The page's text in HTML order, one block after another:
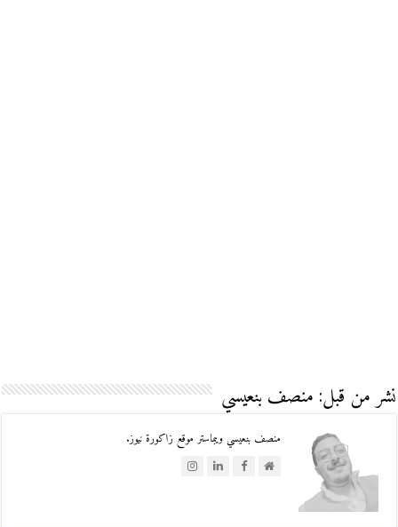
نشر من قبل: منصف بنعيسي
منصف بنعيسي ويبماستر موقع زاكورة نيوز.